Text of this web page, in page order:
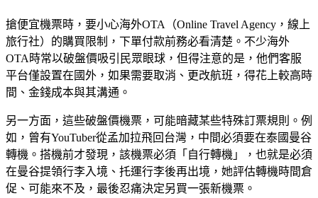
搶便宜機票時，要小心海外OTA（Online Travel Agency，線上
旅行社）的購買限制，下單付款前務必看清楚。不少海外
OTA時常以破盤價吸引民眾眼球，但得注意的是，他們客服
平台僅設置在國外，如果需要取消、更改航班，得花上較高時
間、金錢成本與其溝通。
另一方面，這些破盤價機票，可能暗藏某些特殊訂票規則。例
如，曾有YouTuber從孟加拉飛回台灣，中間必須要在泰國曼谷
轉機。搭機前才發現，該機票必須「自行轉機」，也就是必須
在曼谷提領行李入境、托運行李後再出境，她評估轉機時間倉
促、可能來不及，最後忍痛決定另買一張新機票。